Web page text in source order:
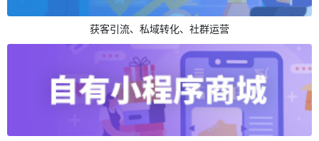
获客引流、私域转化、社群运营